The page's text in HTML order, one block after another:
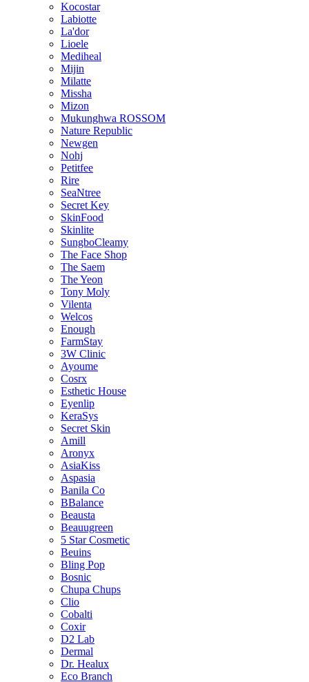
Kocostar
Labiotte
La'dor
Lioele
Mediheal
Mijin
Milatte
Missha
Mizon
Mukunghwa ROSSOM
Nature Republic
Newgen
Nohj
Petitfee
Rire
SeaNtree
Secret Key
SkinFood
Skinlite
SungboCleamy
The Face Shop
The Saem
The Yeon
Tony Moly
Vilenta
Welcos
Enough
FarmStay
3W Clinic
Ayoume
Cosrx
Esthetic House
Eyenlip
KeraSys
Secret Skin
Amill
Aronyx
AsiaKiss
Aspasia
Banila Co
BBalance
Beausta
Beauugreen
5 Star Cosmetic
Beuins
Bling Pop
Bosnic
Chupa Chups
Clio
Cobalti
Coxir
D2 Lab
Dermal
Dr. Healux
Eco Branch